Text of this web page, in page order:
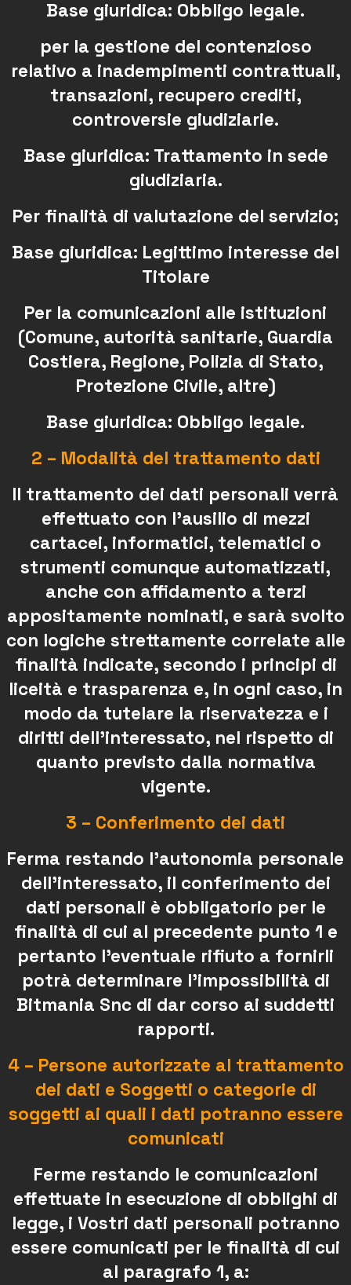
Base giuridica: Obbligo legale.
per la gestione del contenzioso
relativo a inadempimenti contrattuali,
transazioni, recupero crediti,
controversie giudiziarie.
Base giuridica: Trattamento in sede
giudiziaria.
Per finalità di valutazione del servizio;
Base giuridica: Legittimo interesse del
Titolare
Per la comunicazioni alle istituzioni
(Comune, autorità sanitarie, Guardia
Costiera, Regione, Polizia di Stato,
Protezione Civile, altre)
Base giuridica: Obbligo legale.
2 – Modalità del trattamento dati
Il trattamento dei dati personali verrà
effettuato con l’ausilio di mezzi
cartacei, informatici, telematici o
strumenti comunque automatizzati,
anche con affidamento a terzi
appositamente nominati, e sarà svolto
con logiche strettamente correlate alle
finalità indicate, secondo i principi di
liceità e trasparenza e, in ogni caso, in
modo da tutelare la riservatezza e i
diritti dell’interessato, nel rispetto di
quanto previsto dalla normativa
vigente.
3 – Conferimento dei dati
Ferma restando l’autonomia personale
dell’interessato, il conferimento dei
dati personali è obbligatorio per le
finalità di cui al precedente punto 1 e
pertanto l’eventuale rifiuto a fornirli
potrà determinare l’impossibilità di
Bitmania Snc di dar corso ai suddetti
rapporti.
4 – Persone autorizzate al trattamento
dei dati e Soggetti o categorie di
soggetti ai quali i dati potranno essere
comunicati
Ferme restando le comunicazioni
effettuate in esecuzione di obblighi di
legge, i Vostri dati personali potranno
essere comunicati per le finalità di cui
al paragrafo 1, a: